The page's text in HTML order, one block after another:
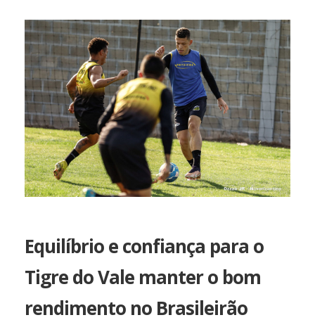
Equilíbrio e confiança para o
Tigre do Vale manter o bom
rendimento no Brasileirão